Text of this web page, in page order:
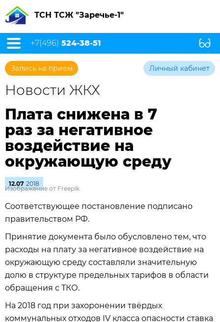
ТСН ТСЖ "Заречье-1"
+7(496) 524-38-51
Запись на прием Личный кабинет
Новости ЖКХ
Плата снижена в 7
раз за негативное
воздействие на
окружающую среду
12.07 2018
Изображение от Freepik
Соответствующее постановление подписано
правительством РФ.
Принятие документа было обусловлено тем, что
расходы на плату за негативное воздействие на
окружающую среду составляли значительную
долю в структуре предельных тарифов в области
обращения с ТКО.
На 2018 год при захоронении твёрдых
коммунальных отходов IV класса опасности ставка